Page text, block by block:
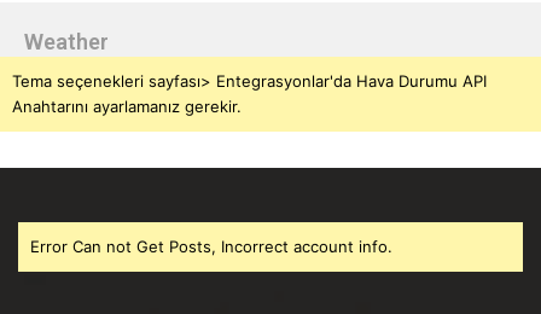
Weather
Tema seçenekleri sayfası> Entegrasyonlar'da Hava Durumu API
Anahtarını ayarlamanız gerekir.
Error Can not Get Posts, Incorrect account info.